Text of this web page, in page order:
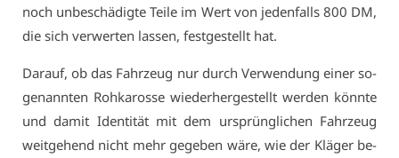
noch un­be­schä­dig­te Tei­le im Wert von je­den­falls 800 DM,
die sich ver­wer­ten las­sen, fest­ge­stellt hat.
Dar­auf, ob das Fahr­zeug nur durch Ver­wen­dung ei­ner so­
ge­nann­ten Roh­ka­ros­se wie­der­her­ge­stellt wer­den könn­te
und da­mit Iden­ti­tät mit dem ur­sprüng­li­chen Fahr­zeug
weit­ge­hend nicht mehr ge­ge­ben wä­re, wie der Klä­ger be­